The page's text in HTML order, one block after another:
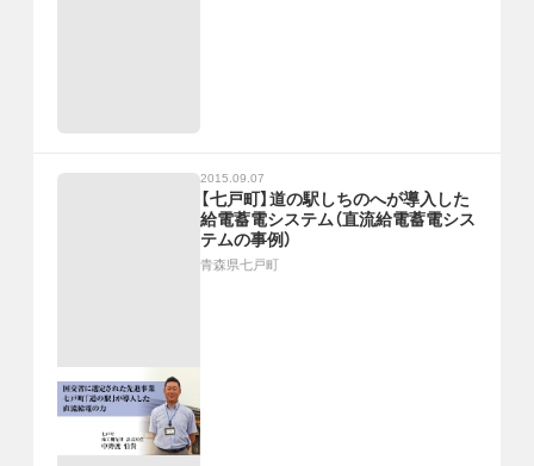
2015.09.07
【七戸町】道の駅しちのへが導入した
給電蓄電システム（直流給電蓄電シス
テムの事例）
青森県七戸町